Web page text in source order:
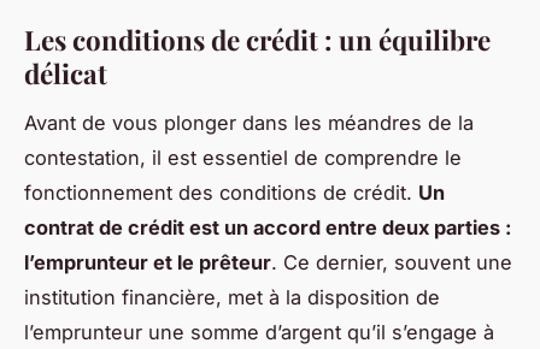
Les conditions de crédit : un équilibre
délicat
Avant de vous plonger dans les méandres de la
contestation, il est essentiel de comprendre le
fonctionnement des conditions de crédit. Un
contrat de crédit est un accord entre deux parties :
l’emprunteur et le prêteur. Ce dernier, souvent une
institution financière, met à la disposition de
l’emprunteur une somme d’argent qu’il s’engage à